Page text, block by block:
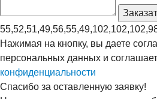
Нажимая на кнопку, вы даете
персональных данных и
конфиденциальности
Спасибо за оставленную заявку!